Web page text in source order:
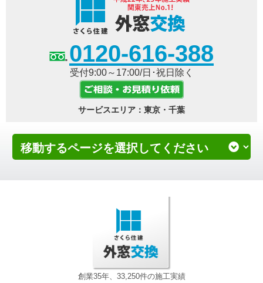
0120-616-388
受付9:00～17:00/日･祝日除く
サービスエリア：東京・千葉
創業35年、33,250件の施工実績